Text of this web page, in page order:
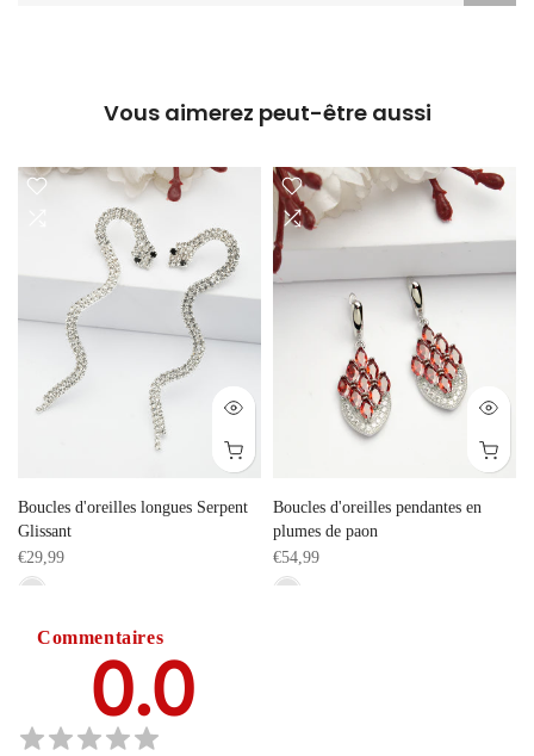
Vous aimerez peut-être aussi
Boucles d'oreilles longues Serpent
Glissant
€29,99
Boucles d'oreilles pendantes en
plumes de paon
€54,99
Commentaires
0.0